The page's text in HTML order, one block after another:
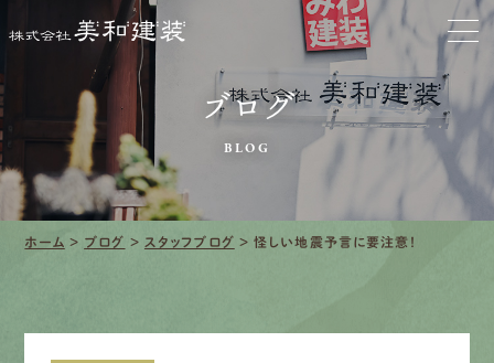
お家をきれいに
会社をきれいに
クリーニング
施工事例
口コミ・レビュー紹介
ブログ
BLOG
ホーム > ブログ > スタッフブログ >怪しい地震予言に要注意！